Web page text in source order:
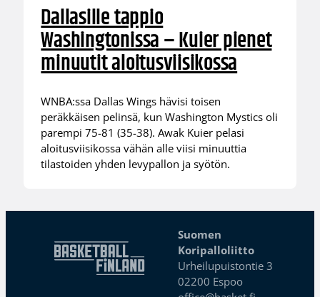
Dallasille tappio
Washingtonissa – Kuier pienet
minuutit aloitusviisikossa
WNBA:ssa Dallas Wings hävisi toisen
peräkkäisen pelinsä, kun Washington Mystics oli
parempi 75-81 (35-38). Awak Kuier pelasi
aloitusviisikossa vähän alle viisi minuuttia
tilastoiden yhden levypallon ja syötön.
Suomen
Koripalloliitto
Urheilupuistontie 3
02200 Espoo